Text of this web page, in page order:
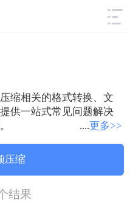
筛选
缩相关的格式转换、文
供一站式常见问题解决
....更多>>
压缩
结果